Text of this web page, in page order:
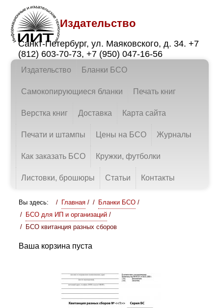
Издательство
Санкт-Петербург,ул. Маяковского, д. 34. +7
(812) 603-70-73,+7 (950) 047-16-56
Издательство Бланки БСО
Самокопирующиеся бланки Печать книг
Верстка книг Доставка Карта сайта
Печати и штампы Цены на БСО Журналы
Как заказать БСО Кружки, футболки
Листовки, брошюры Статьи Контакты
Вы здесь: Главная / Бланки БСО /
БСО для ИП и организаций /
БСО квитанция разных сборов
Ваша корзина пуста